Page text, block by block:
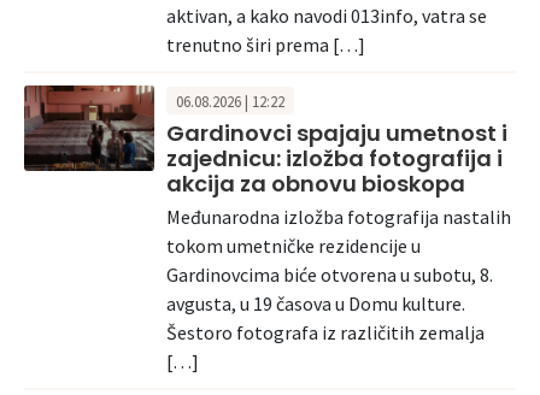
aktivan, a kako navodi 013info, vatra se
trenutno širi prema […]
06.08.2026 | 12:22
Gardinovci spajaju umetnost i
zajednicu: izložba fotografija i
akcija za obnovu bioskopa
Međunarodna izložba fotografija nastalih
tokom umetničke rezidencije u
Gardinovcima biće otvorena u subotu, 8.
avgusta, u 19 časova u Domu kulture.
Šestoro fotografa iz različitih zemalja
[…]